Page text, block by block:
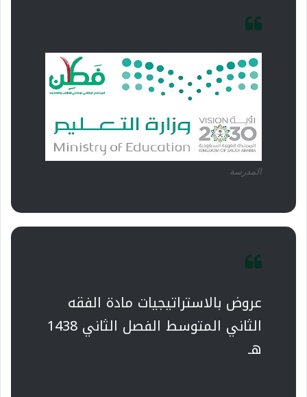
المدرسة
عروض بالاستراتيجيات مادة الفقه
الثاني المتوسط الفصل الثاني 1438
هـ